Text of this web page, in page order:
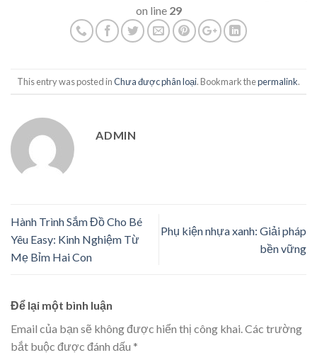
on line 29
This entry was posted inChưa được phân loại. Bookmark thepermalink.
ADMIN
Hành Trình Sắm Đồ Cho Bé
Yêu Easy: Kinh Nghiệm Từ
Mẹ Bỉm Hai Con
Phụ kiện nhựa xanh: Giải pháp
bền vững
Để lại một bình luận
Email của bạn sẽ không được hiển thị công khai. Các trường
bắt buộc được đánh dấu *